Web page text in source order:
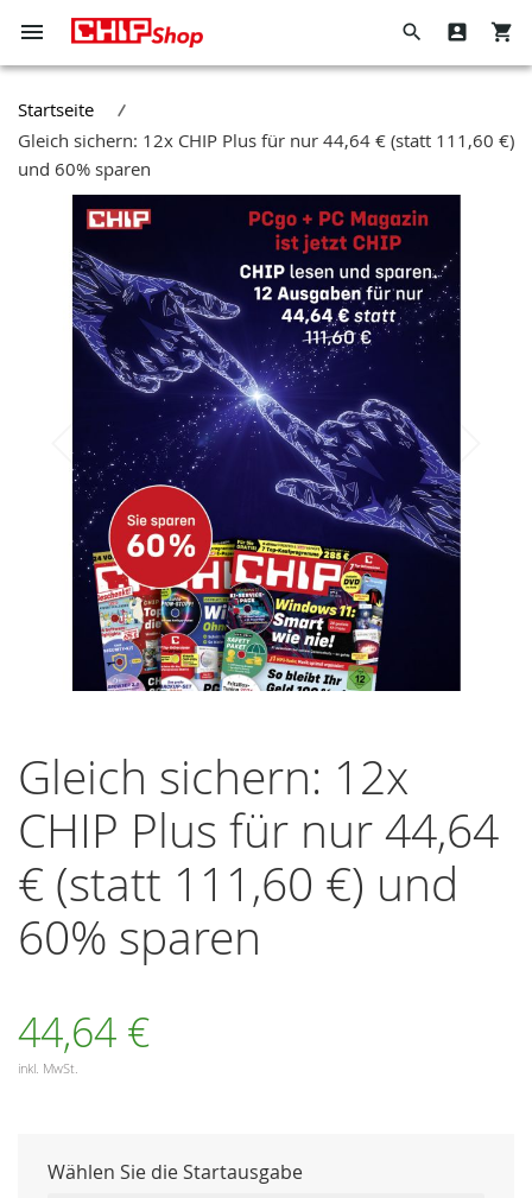
Direkt
zum
Navigation
umschalten
Suche
Hier
den
ganzen
Shop
durchsuchen
Wenn
Sie
in
dieses
werden
Vorschläge
Startseite
Gleich sichern: 12x CHIP Plus für nur 44,64 € (statt 111,60 €)
und 60% sparen
Bildergalerie
springen
der
Bildergalerie
springen
Gleich sichern: 12x
CHIP Plus für nur 44,64
€ (statt 111,60 €) und
60% sparen
44,64 €
inkl. MwSt.
Wählen Sie die Startausgabe